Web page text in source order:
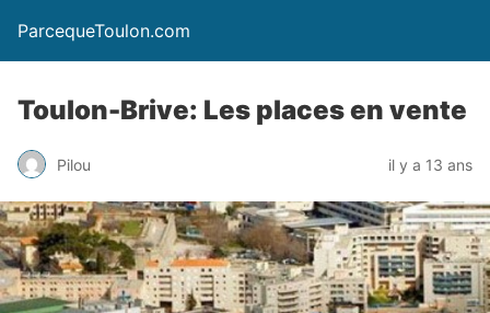
ParcequeToulon.com
Toulon-Brive: Les places en vente
Pilou il y a 13 ans